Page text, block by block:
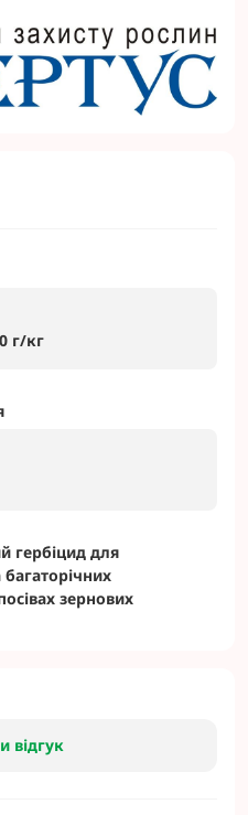
г/кг
гербіцид для
зернових
відгук